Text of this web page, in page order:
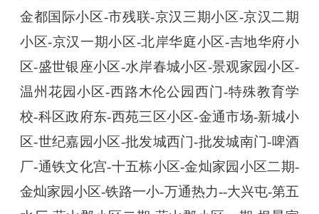
金都国际小区-市残联-京汉三期小区-京汉二期
小区-京汉一期小区-北岸华庭小区-吉地华府小
区-盛世银座小区-水岸春城小区-景观家园小区-
温州花园小区-西路木伦公园西门-特殊教育学
校-科区政府东-西苑三区小区-金通市场-新城小
区-世纪嘉园小区-批发城西门-批发城南门-啤酒
厂-通铁文化宫-十五栋小区-金灿家园小区二期-
金灿家园小区-铁路一小-万通热力--大兴屯-第五